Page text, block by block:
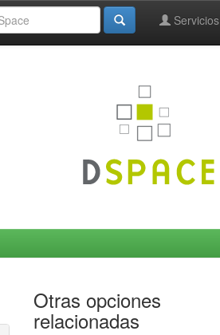
Servicios
Otras opciones
relacionadas